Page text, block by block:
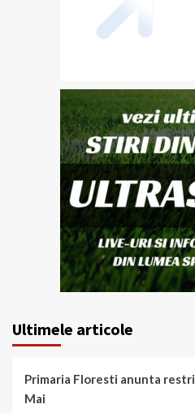
Ultimele articole
Primaria Floresti anunta
Mai